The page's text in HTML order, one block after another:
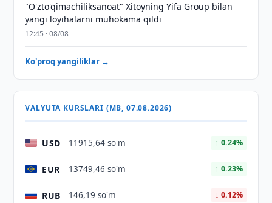
"O'zto'qimachiliksanoat" Xitoyning Yifa Group bilan
yangi loyihalarni muhokama qildi
12:45 · 08/08
Ko'proq yangiliklar →
VALYUTA KURSLARI (MB, 07.08.2026)
USD 11915,64 so'm ↑ 0.24%
EUR 13749,46 so'm ↑ 0.23%
RUB 146,19 so'm ↓ 0.12%